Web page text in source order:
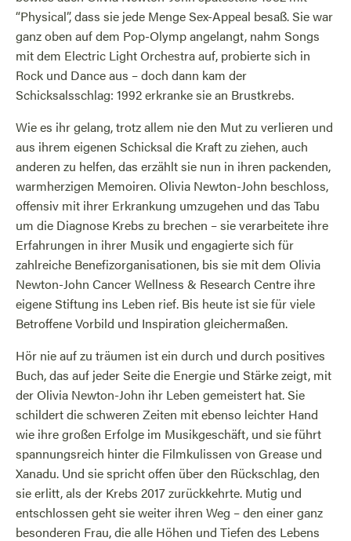
“Physical”, dass sie jede Menge Sex-Appeal besaß. Sie war
ganz oben auf dem Pop-Olymp angelangt, nahm Songs
mit dem Electric Light Orchestra auf, probierte sich in
Rock und Dance aus – doch dann kam der
Schicksalsschlag: 1992 erkranke sie an Brustkrebs.
Wie es ihr gelang, trotz allem nie den Mut zu verlieren und
aus ihrem eigenen Schicksal die Kraft zu ziehen, auch
anderen zu helfen, das erzählt sie nun in ihren packenden,
warmherzigen Memoiren. Olivia Newton-John beschloss,
offensiv mit ihrer Erkrankung umzugehen und das Tabu
um die Diagnose Krebs zu brechen – sie verarbeitete ihre
Erfahrungen in ihrer Musik und engagierte sich für
zahlreiche Benefizorganisationen, bis sie mit dem Olivia
Newton-John Cancer Wellness & Research Centre ihre
eigene Stiftung ins Leben rief. Bis heute ist sie für viele
Betroffene Vorbild und Inspiration gleichermaßen.
Hör nie auf zu träumen ist ein durch und durch positives
Buch, das auf jeder Seite die Energie und Stärke zeigt, mit
der Olivia Newton-John ihr Leben gemeistert hat. Sie
schildert die schweren Zeiten mit ebenso leichter Hand
wie ihre großen Erfolge im Musikgeschäft, und sie führt
spannungsreich hinter die Filmkulissen von Grease und
Xanadu. Und sie spricht offen über den Rückschlag, den
sie erlitt, als der Krebs 2017 zurückkehrte. Mutig und
entschlossen geht sie weiter ihren Weg – den einer ganz
besonderen Frau, die alle Höhen und Tiefen des Lebens